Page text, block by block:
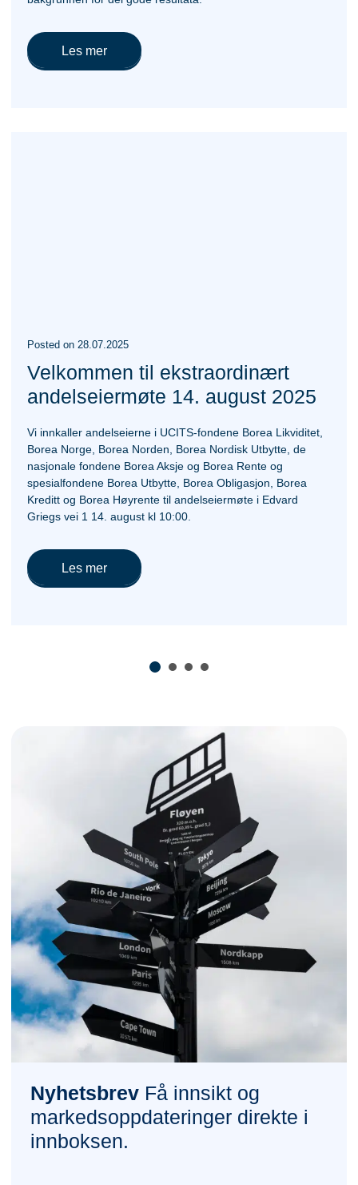
Les mer
Posted on 28.07.2025
Velkommen til ekstraordinært
andelseiermøte 14. august 2025
Vi innkaller andelseierne i UCITS-fondene Borea Likviditet,
Borea Norge, Borea Norden, Borea Nordisk Utbytte, de
nasjonale fondene Borea Aksje og Borea Rente og
spesialfondene Borea Utbytte, Borea Obligasjon, Borea
Kreditt og Borea Høyrente til andelseiermøte i Edvard
Griegs vei 1 14. august kl 10:00.
Les mer
Nyhetsbrev Få innsikt og
markedsoppdateringer direkte i
innboksen.